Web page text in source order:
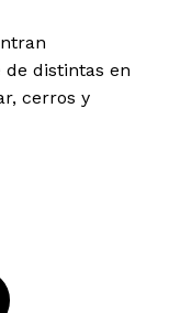
de distintas en
cerros y